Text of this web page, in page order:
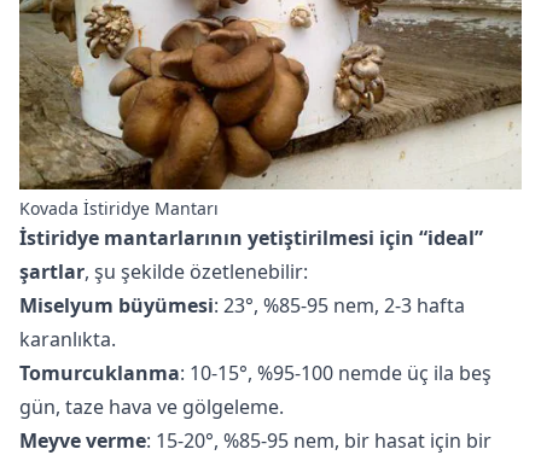
Kovada İstiridye Mantarı
İstiridye mantarlarının yetiştirilmesi için “ideal”
şartlar, şu şekilde özetlenebilir:
Miselyum büyümesi: 23°, %85-95 nem, 2-3 hafta
karanlıkta.
Tomurcuklanma: 10-15°, %95-100 nemde üç ila beş
gün, taze hava ve gölgeleme.
Meyve verme: 15-20°, %85-95 nem, bir hasat için bir